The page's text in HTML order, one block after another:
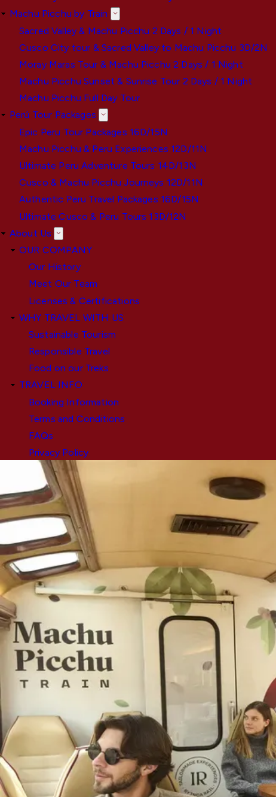
Machu Picchu by Train
Sacred Valley & Machu Picchu 2 Days / 1 Night
Cusco City tour & Sacred Valley to Machu Picchu 3D/2N
Moray Maras Tour & Machu Picchu 2 Days / 1 Night
Machu Picchu Sunset & Sunrise Tour 2 Days / 1 Night
Machu Picchu Full Day Tour
Perú Tour Packages
Epic Peru Tour Packages 16D/15N
Machu Picchu & Peru Experiences 12D/11N
Ultimate Peru Adventure Tours 14D/13N
Cusco & Machu Picchu Journeys 12D/11N
Authentic Peru Travel Packages 16D/15N
Ultimate Cusco & Peru Tours 13D/12N
About Us
OUR COMPANY
Our History
Meet Our Team
Licenses & Certifications
WHY TRAVEL WITH US
Sustainable Tourism
Responsible Travel
Food on our Treks
TRAVEL INFO
Booking Information
Terms and Conditions
FAQs
Privacy Policy